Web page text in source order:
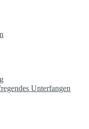
Unterfangen